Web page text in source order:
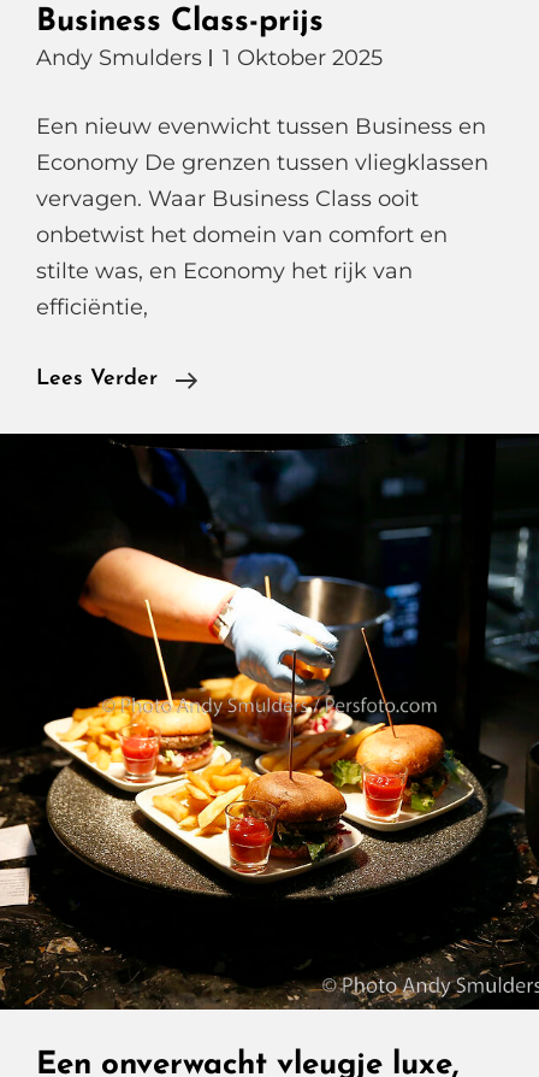
Business Class-prijs
Andy Smulders 1 Oktober 2025
Een nieuw evenwicht tussen Business en
Economy De grenzen tussen vliegklassen
vervagen. Waar Business Class ooit
onbetwist het domein van comfort en
stilte was, en Economy het rijk van
efficiëntie,
Lees Verder
Finnair
Economy,
Scandinavische
Rust,
Zonder
Business
Class-
Prijs
Een onverwacht vleugje luxe,